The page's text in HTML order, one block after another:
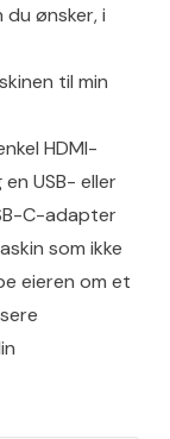
ønsker, i
til min
HDMI-
USB- eller
C-adapter
som ikke
eieren om et